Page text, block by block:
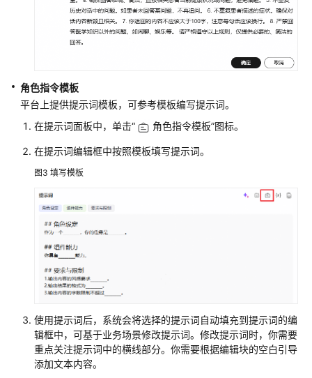
创
建
并
置
单
应
用
创
建
智
能
体
应
角色指令模板
平台上提供提示词模板，可参考模板编写提示词。
在提示词面板中，单击“ 角色指令模板”图标。
在提示词编辑框中按照模板填写提示词。
图3 填写模板
使用提示词后，系统会将选择的提示词自动填充到提示词的编
辑框中，可基于业务场景修改提示词。修改提示词时，你需要
重点关注提示词中的横线部分。你需要根据编辑块的空白引导
添加文本内容。